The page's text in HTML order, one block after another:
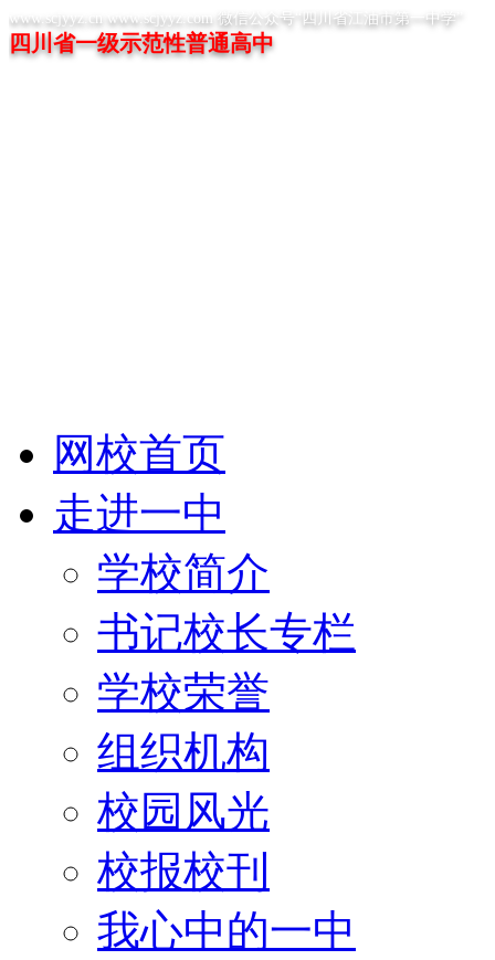
www.scjyyz.cn www.scjyyz.com 微信公众号“四川省江油市第一中学”
四川省一级示范性普通高中
网校首页
走进一中
学校简介
书记校长专栏
学校荣誉
组织机构
校园风光
校报校刊
我心中的一中